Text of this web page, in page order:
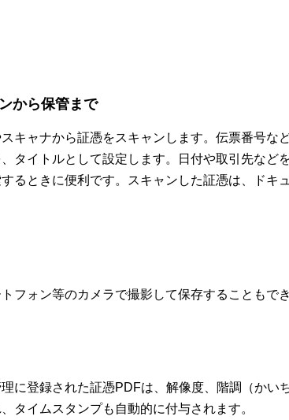
から保管まで
キャナから証憑をスキャンします。伝票番号な
タイトルとして設定します。日付や取引先など
るときに便利です。スキャンした証憑は、ドキ
フォン等のカメラで撮影して保存することもでき
理に登録された証憑PDFは、解像度、階調（かい
タイムスタンプも自動的に付与されます。